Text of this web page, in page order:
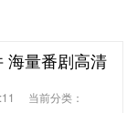
海量番剧高清
当前分类：